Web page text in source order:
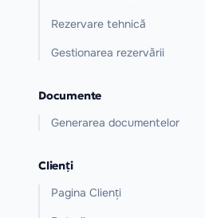
Rezervare tehnică
Gestionarea rezervării
Documente
Generarea documentelor
Clienți
Pagina Clienți